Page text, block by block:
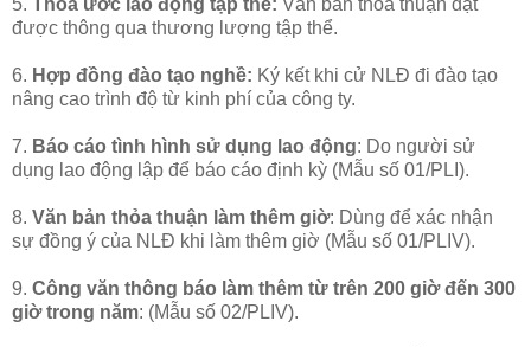
được thông qua thương lượng tập thể.
6. Hợp đồng đào tạo nghề: Ký kết khi cử NLĐ đi đào tạo
nâng cao trình độ từ kinh phí của công ty.
7. Báo cáo tình hình sử dụng lao động: Do người sử
dụng lao động lập để báo cáo định kỳ (Mẫu số 01/PLI).
8. Văn bản thỏa thuận làm thêm giờ: Dùng để xác nhận
sự đồng ý của NLĐ khi làm thêm giờ (Mẫu số 01/PLIV).
9. Công văn thông báo làm thêm từ trên 200 giờ đến 300
giờ trong năm: (Mẫu số 02/PLIV).